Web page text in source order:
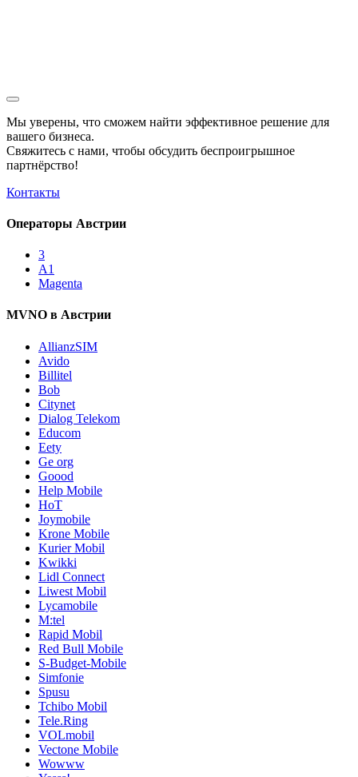
Мы уверены, что сможем найти эффективное решение для
вашего бизнеса.
Свяжитесь с нами, чтобы обсудить беспроигрышное
партнёрство!
Контакты
Операторы Австрии
3
A1
Magenta
MVNO в Австрии
AllianzSIM
Avido
Billitel
Bob
Citynet
Dialog Telekom
Educom
Eety
Ge org
Goood
Help Mobile
HoT
Joymobile
Krone Mobile
Kurier Mobil
Kwikki
Lidl Connect
Liwest Mobil
Lycamobile
M:tel
Rapid Mobil
Red Bull Mobile
S-Budget-Mobile
Simfonie
Spusu
Tchibo Mobil
Tele.Ring
VOLmobil
Vectone Mobile
Wowww